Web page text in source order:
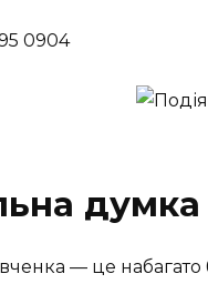
0904
думка
— це